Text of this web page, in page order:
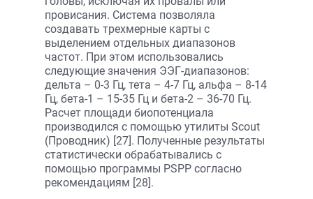
провисания. Система позволяла
создавать трехмерные карты с
выделением отдельных диапазонов
частот. При этом использовались
следующие значения ЭЭГ-диапазонов:
дельта – 0-3 Гц, тета – 4-7 Гц, альфа – 8-14
Гц, бета-1 – 15-35 Гц и бета-2 – 36-70 Гц.
Расчет площади биопотенциала
производился с помощью утилиты Scout
(Проводник) [27]. Полученные результаты
статистически обрабатывались с
помощью программы PSPP согласно
рекомендациям [28].